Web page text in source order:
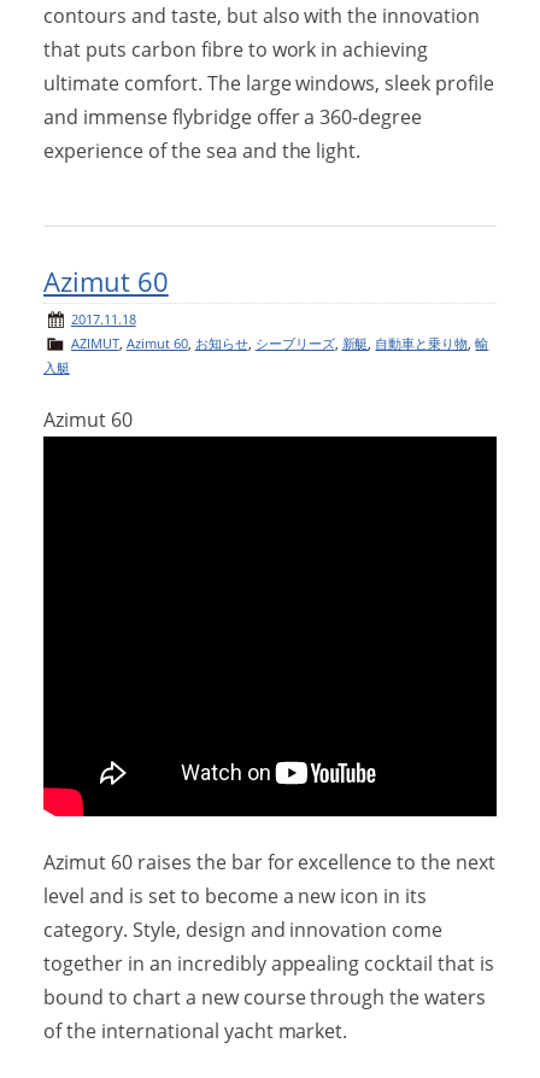
contours and taste, but also with the innovation
that puts carbon fibre to work in achieving
ultimate comfort. The large windows, sleek profile
and immense flybridge offer a 360-degree
experience of the sea and the light.
Azimut 60
2017.11.18
AZIMUT, Azimut 60, お知らせ, シーブリーズ, 新艇 自動車と乗り物 ,輸
入艇
Azimut 60
Azimut 60 raises the bar for excellence to the next
level and is set to become a new icon in its
category. Style, design and innovation come
together in an incredibly appealing cocktail that is
bound to chart a new course through the waters
of the international yacht market.